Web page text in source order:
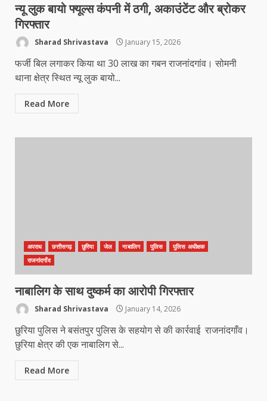
न्यू लुक बायो फ्यूल्स कंपनी में ठगी, अकाउंटेंट और ब्रोकर
गिरफ्तार
Sharad Shrivastava January 15, 2026
फर्जी बिल लगाकर किया था 30 लाख का गबन राजनांदगांव। सोमनी
थाना क्षेत्र स्थित न्यू लुक बायो...
Read More
अपराध छत्तीसगढ़ छुरिया जेल नाबालिग पुलिस
पुलिस अधीक्षक
राजनांदगाँव
नाबालिग के साथ दुष्कर्म का आरोपी गिरफ्तार
Sharad Shrivastava January 14, 2026
छुरिया पुलिस ने बसंतपुर पुलिस के सहयोग से की कार्रवाई राजनांदगाँव।
छुरिया क्षेत्र की एक नाबालिग से...
Read More